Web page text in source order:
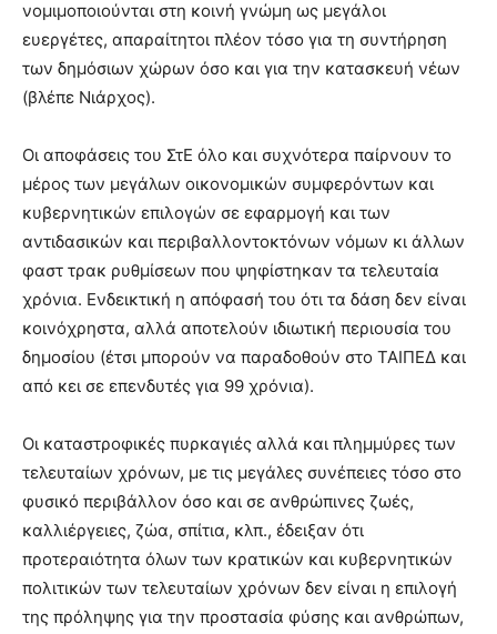
νομιμοποιούνται στη κοινή γνώμη ως μεγάλοι
ευεργέτες, απαραίτητοι πλέον τόσο για τη συντήρηση
των δημόσιων χώρων όσο και για την κατασκευή νέων
(βλέπε Νιάρχος).
Οι αποφάσεις του ΣτΕ όλο και συχνότερα παίρνουν το
μέρος των μεγάλων οικονομικών συμφερόντων και
κυβερνητικών επιλογών σε εφαρμογή και των
αντιδασικών και περιβαλλοντοκτόνων νόμων κι άλλων
φαστ τρακ ρυθμίσεων που ψηφίστηκαν τα τελευταία
χρόνια. Ενδεικτική η απόφασή του ότι τα δάση δεν είναι
κοινόχρηστα, αλλά αποτελούν ιδιωτική περιουσία του
δημοσίου (έτσι μπορούν να παραδοθούν στο ΤΑΙΠΕΔ και
από κει σε επενδυτές για 99 χρόνια).
Οι καταστροφικές πυρκαγιές αλλά και πλημμύρες των
τελευταίων χρόνων, με τις μεγάλες συνέπειες τόσο στο
φυσικό περιβάλλον όσο και σε ανθρώπινες ζωές,
καλλιέργειες, ζώα, σπίτια, κλπ., έδειξαν ότι
προτεραιότητα όλων των κρατικών και κυβερνητικών
πολιτικών των τελευταίων χρόνων δεν είναι η επιλογή
της πρόληψης για την προστασία φύσης και ανθρώπων,